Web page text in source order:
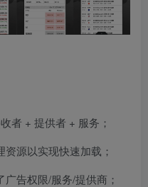
者 + 提供者 + 服务；
源以实现快速加载；
告权限/服务/提供商；